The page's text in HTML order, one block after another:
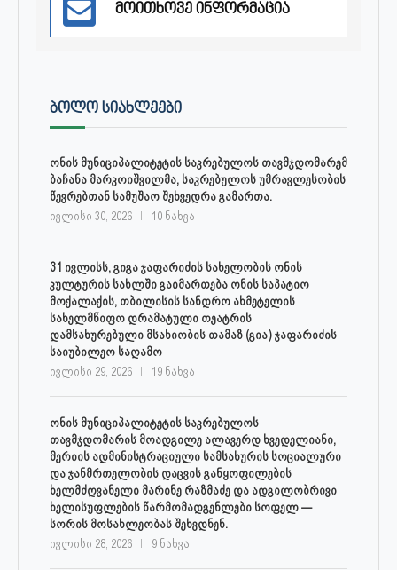
მოითხოვე ინფორმაცია
ᲑᲝᲚᲝ ᲡᲘᲐᲮᲚᲔᲔᲑᲘ
ონის მუნიციპალიტეტის საკრებულოს თავმჯდომარემ
ბაჩანა მარკოიშვილმა, საკრებულოს უმრავლესობის
წევრებთან სამუშაო შეხვედრა გამართა.
ივლისი 30, 2026 10 ნახვა
31 ივლისს, გიგა ჯაფარიძის სახელობის ონის
კულტურის სახლში გაიმართება ონის საპატიო
მოქალაქის, თბილისის სანდრო ახმეტელის
სახელმწიფო დრამატული თეატრის
დამსახურებული მსახიობის თამაზ (გია) ჯაფარიძის
საიუბილეო საღამო
ივლისი 29, 2026 19 ნახვა
ონის მუნიციპალიტეტის საკრებულოს
თავმჯდომარის მოადგილე ალავერდ ხვედელიანი,
მერიის ადმინისტრაციული სამსახურის სოციალური
და ჯანმრთელობის დაცვის განყოფილების
ხელმძღვანელი მარინე რაზმაძე და ადგილობრივი
ხელისუფლების წარმომადგენლები სოფელ —
სორის მოსახლეობას შეხვდნენ.
ივლისი 28, 2026 9 ნახვა